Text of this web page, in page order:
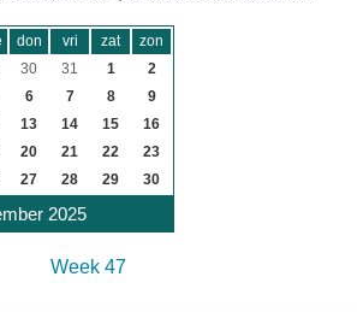
Subsidies
Contact
don vri zat
zon
30 31 1
2
6 7 8
9
13 14 15
16
20 21 22
23
27 28 29 30
2025
Week 47